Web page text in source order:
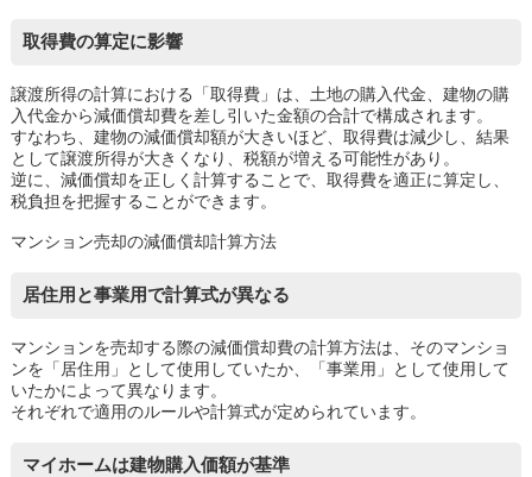
取得費の算定に影響
譲渡所得の計算における「取得費」は、土地の購入代金、建物の購
入代金から減価償却費を差し引いた金額の合計で構成されます。
すなわち、建物の減価償却額が大きいほど、取得費は減少し、結果
として譲渡所得が大きくなり、税額が増える可能性があり。
逆に、減価償却を正しく計算することで、取得費を適正に算定し、
税負担を把握することができます。
マンション売却の減価償却計算方法
居住用と事業用で計算式が異なる
マンションを売却する際の減価償却費の計算方法は、そのマンショ
ンを「居住用」として使用していたか、「事業用」として使用して
いたかによって異なります。
それぞれで適用のルールや計算式が定められています。
マイホームは建物購入価額が基準